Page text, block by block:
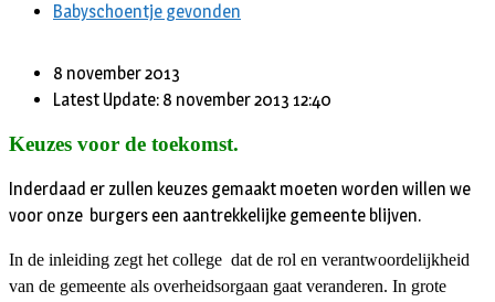
Babyschoentje gevonden
8 november 2013
Latest Update: 8 november 2013 12:40
Keuzes voor de toekomst.
Inderdaad er zullen keuzes gemaakt moeten worden willen we
voor onze burgers een aantrekkelijke gemeente blijven.
In de inleiding zegt het college dat de rol en verantwoordelijkheid
van de gemeente als overheidsorgaan gaat veranderen. In grote